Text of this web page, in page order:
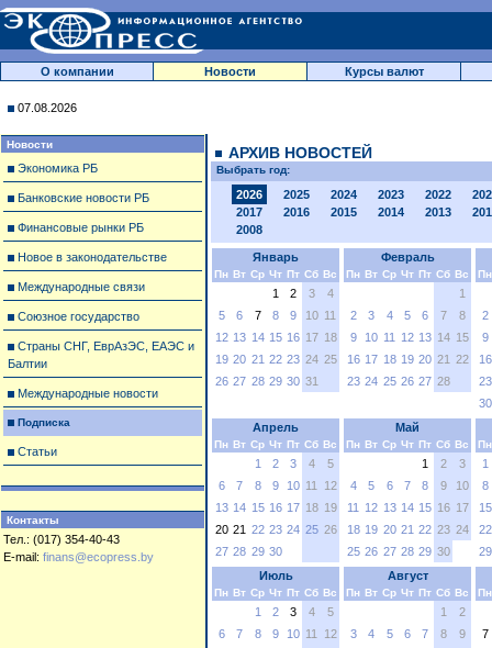
О компании Новости Курсы валют
07.08.2026
Новости
Экономика РБ
Банковские новости РБ
Финансовые рынки РБ
Новое в законодательстве
Международные связи
Союзное государство
Страны СНГ, ЕврАзЭС, ЕАЭС и
Балтии
Международные новости
Подписка
Статьи
Контакты
Тел.: (017) 354-40-43
E-mail: finans@ecopress.by
АРХИВ НОВОСТЕЙ
Выбрать год:
2026 2025 2024 2023 2022
2017
2016 2015 2014 2013
2008
Январь
Пн Вт Ср Чт Пт Сб Вс
1 2 3
4
5
6 7 8 9 10 11
12 13 14 15 16 17 18
19 20 21 22 23 24 25
26 27 28 29 30 31
Февраль
Пн Вт Ср Чт Пт Сб Вс
1
2
3 4 5 6 7
8
9
10 11 12 13 14 15
16 17 18 19 20 21 22
23 24 25 26 27 28
Пн
2
9
16
23
30
Апрель
Пн Вт Ср Чт Пт Сб Вс
1 2 3 4
5
6
7 8 9 10 11
12
13 14 15 16 17 18 19
20 21 22 23 24 25 26
27 28 29 30
Май
Пн Вт Ср Чт Пт Сб Вс
1 2
3
4
5 6 7 8 9
10
11
12 13 14 15 16 17
18 19 20 21 22 23 24
25 26 27 28 29 30
Пн
1
8
15
22
29
Июль
Пн Вт Ср Чт Пт Сб Вс
1 2 3 4
5
6
7 8 9 10 11
12
Август
Пн Вт Ср Чт Пт Сб Вс
1
2
3
4 5 6 7 8
9
Пн
7